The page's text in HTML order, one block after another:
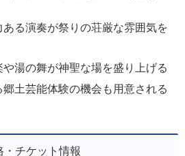
る演奏が祭りの荘厳な雰囲気を
湯の舞が神聖な場を盛り上げる
土芸能体験の機会も用意される
・チケット情報